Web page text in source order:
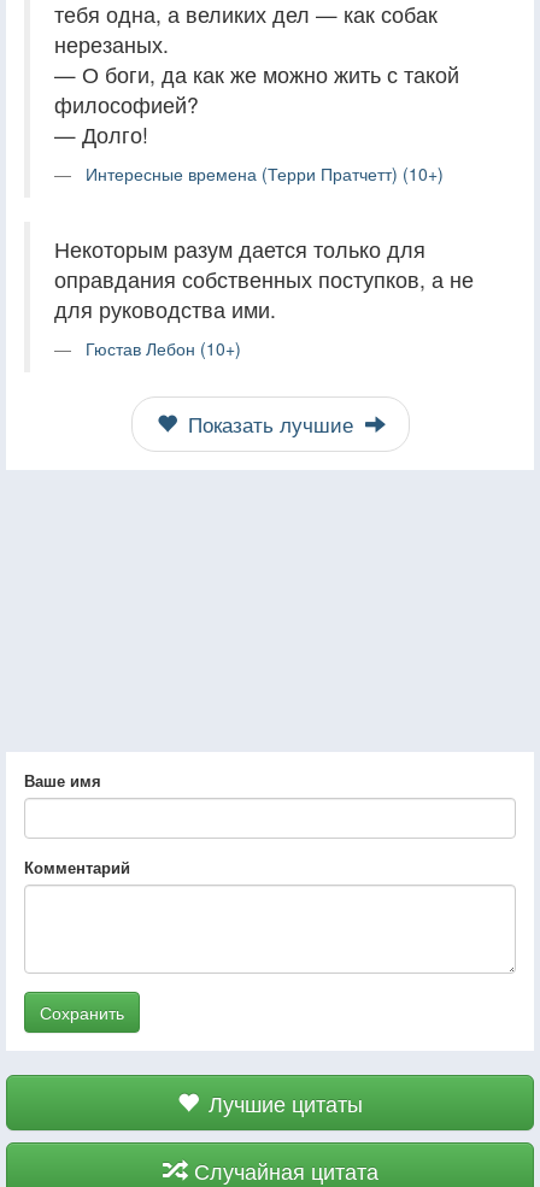
тебя одна, а великих дел — как собак
нерезаных.
— О боги, да как же можно жить с такой
философией?
— Долго!
Интересные времена (Терри Пратчетт) (10+)
Некоторым разум дается только для
оправдания собственных поступков, а не
для руководства ими.
Гюстав Лебон (10+)
Показать лучшие
Ваше имя
Комментарий
Сохранить
Лучшие цитаты
Случайная цитата